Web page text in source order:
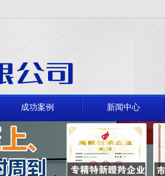
成功案例 新闻中心